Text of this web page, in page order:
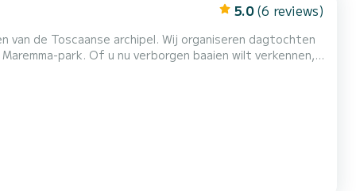
5.0 (6 reviews)
de Toscaanse archipel. Wij organiseren dagtochten
park. Of u nu verborgen baaien wilt verkennen,
biedt een ervaring op zee met nadruk op veiligheid